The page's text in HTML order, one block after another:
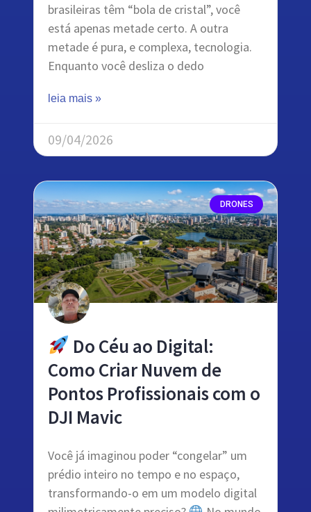
brasileiras têm “bola de cristal”, você
está apenas metade certo. A outra
metade é pura, e complexa, tecnologia.
Enquanto você desliza o dedo
leia mais »
09/04/2026
DRONES
Do Céu ao Digital:
Como Criar Nuvem de
Pontos Profissionais com o
DJI Mavic
Você já imaginou poder “congelar” um
prédio inteiro no tempo e no espaço,
transformando-o em um modelo digital